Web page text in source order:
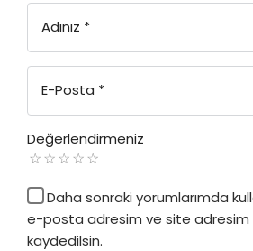
Adınız *
E-Posta *
Değerlendirmeniz
Daha sonraki yorumlarımda
e-posta adresim ve site adresim
kaydedilsin.